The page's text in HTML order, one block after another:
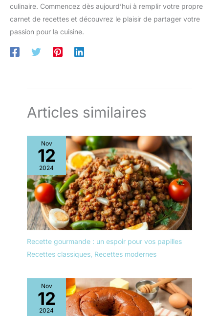
culinaire. Commencez dès aujourd’hui à remplir votre propre
carnet de recettes et découvrez le plaisir de partager votre
passion pour la cuisine.
Articles similaires
Nov
12
2024
Recette gourmande : un espoir pour vos papilles
Recettes classiques Recettes modernes
Nov
12
2024